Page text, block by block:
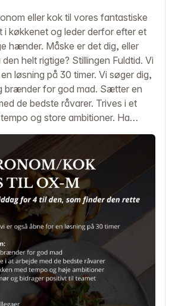
eller kok til vores fantastiske
i køkkenet og leder derfor efter et
hænder. Måske er det dig, eller
helt rigtige? Stillingen Fuldtid. Vi
løsning på 30 timer. Vi søger dig,
brænder for god mad. Sætter en
de bedste råvarer. Trives i et
og store ambitioner. Ha…